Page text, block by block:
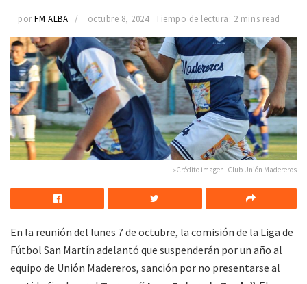
por FM ALBA octubre 8, 2024 Tiempo de lectura: 2 mins read
»Crédito imagen: Club Unión Madereros
En la reunión del lunes 7 de octubre, la comisión de la Liga de
Fútbol San Martín adelantó que suspenderán por un año al
equipo de Unión Madereros, sanción por no presentarse al